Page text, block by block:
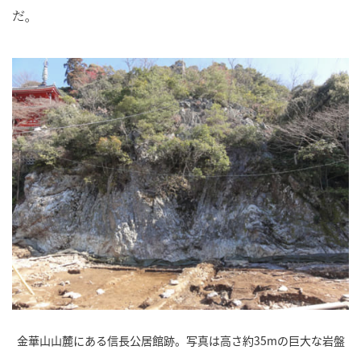
だ。
金華山山麓にある信長公居館跡。写真は高さ約35mの巨大な岩盤